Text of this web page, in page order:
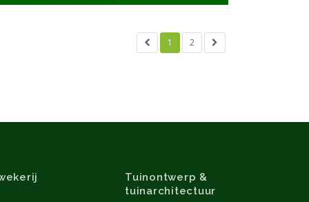
1 2
Tuinontwerp &
tuinarchitectuur